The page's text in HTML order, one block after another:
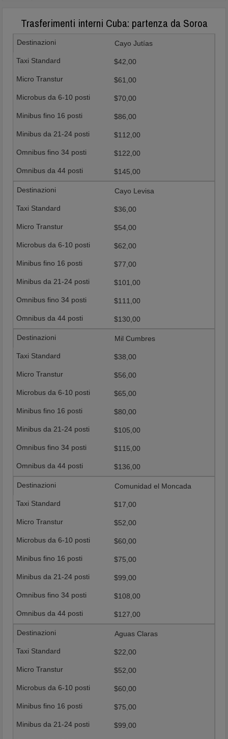
Trasferimenti interni Cuba: partenza da Soroa
Cayo Jutías
$42,00
$61,00
$70,00
$86,00
$112,00
$122,00
$145,00
Cayo Levisa
$36,00
$54,00
$62,00
$77,00
$101,00
$111,00
$130,00
Mil Cumbres
$38,00
$56,00
$65,00
$80,00
$105,00
$115,00
$136,00
Comunidad el Moncada
$17,00
$52,00
$60,00
$75,00
$99,00
$108,00
$127,00
Aguas Claras
$22,00
$52,00
$60,00
$75,00
$99,00